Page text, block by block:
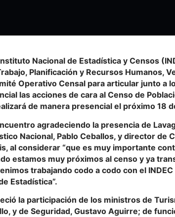
Nacional de Estadística y Censos
Planificación y Recursos Humanos,
Operativo Censal para articular junto a
las acciones de cara al Censo de
de manera presencial el próximo 18
agradeciendo la presencia de
Nacional, Pablo Ceballos, y director de
al considerar “que es muy importante
estamos muy próximos al censo y ya
trabajando codo a codo con el
Estadística”.
la participación de los ministros de
y de Seguridad, Gustavo Aguirre; de